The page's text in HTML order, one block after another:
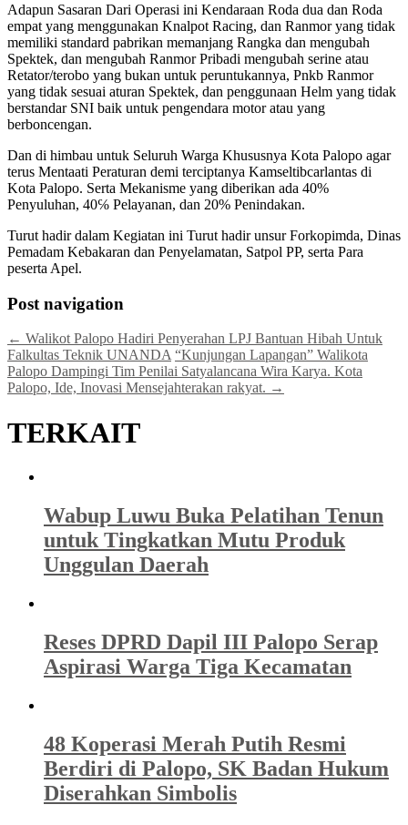
Adapun Sasaran Dari Operasi ini Kendaraan Roda dua dan Roda
empat yang menggunakan Knalpot Racing, dan Ranmor yang tidak
memiliki standard pabrikan memanjang Rangka dan mengubah
Spektek, dan mengubah Ranmor Pribadi mengubah serine atau
Retator/terobo yang bukan untuk peruntukannya, Pnkb Ranmor
yang tidak sesuai aturan Spektek, dan penggunaan Helm yang tidak
berstandar SNI baik untuk pengendara motor atau yang
berboncengan.
Dan di himbau untuk Seluruh Warga Khususnya Kota Palopo agar
terus Mentaati Peraturan demi terciptanya Kamseltibcarlantas di
Kota Palopo. Serta Mekanisme yang diberikan ada 40%
Penyuluhan, 40℅ Pelayanan, dan 20% Penindakan.
Turut hadir dalam Kegiatan ini Turut hadir unsur Forkopimda, Dinas
Pemadam Kebakaran dan Penyelamatan, Satpol PP, serta Para
peserta Apel.
Post navigation
← Walikot Palopo Hadiri Penyerahan LPJ Bantuan Hibah Untuk
Falkultas Teknik UNANDA “Kunjungan Lapangan” Walikota
Palopo Dampingi Tim Penilai Satyalancana Wira Karya. Kota
Palopo, Ide, Inovasi Mensejahterakan rakyat. →
TERKAIT
Wabup Luwu Buka Pelatihan Tenun
untuk Tingkatkan Mutu Produk
Unggulan Daerah
Reses DPRD Dapil III Palopo Serap
Aspirasi Warga Tiga Kecamatan
48 Koperasi Merah Putih Resmi
Berdiri di Palopo, SK Badan Hukum
Diserahkan Simbolis